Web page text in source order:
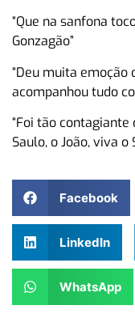
“Que na sanfona
Gonzagão”
“Deu muita emoção
acompanhou tudo
“Foi tão
Saulo, o João, viva
Facebook
LinkedIn
WhatsApp